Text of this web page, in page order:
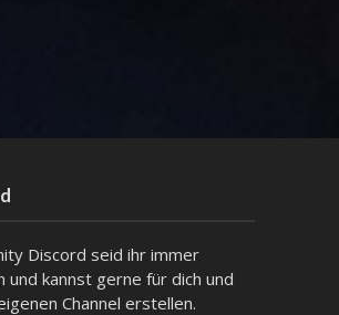
Discord seid ihr immer
und kannst gerne für dich und
Channel erstellen.